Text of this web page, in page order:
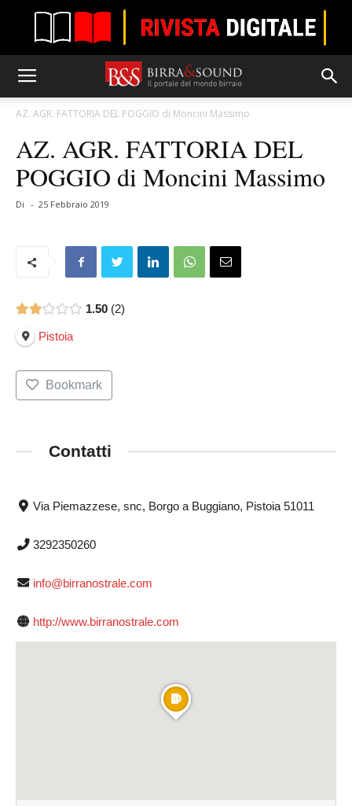
AZ. AGR. FATTORIA DEL POGGIO di Moncini Massimo
AZ. AGR. FATTORIA DEL
POGGIO di Moncini Massimo
Di - 25 Febbraio 2019
1.50 2
Pistoia
Bookmark
Contatti
Via Piemazzese, snc, Borgo a Buggiano, Pistoia 51011
3292350260
info@birranostrale.com
http://www.birranostrale.com